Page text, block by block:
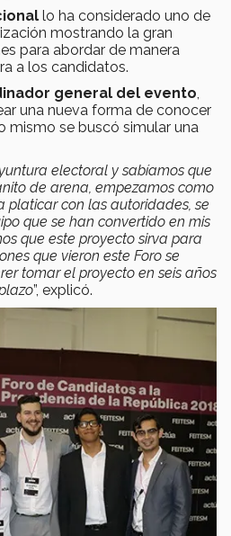
lo ha considerado uno de
mostrando la gran
para abordar de manera
a los candidatos.
general del evento,
una nueva forma de conocer
mismo se buscó simular una
electoral y sabíamos que
de arena, empezamos como
platicar con las autoridades, se
que se han convertido en mis
que este proyecto sirva para
que vieron este Foro se
tomar el proyecto en seis años
”, explicó.